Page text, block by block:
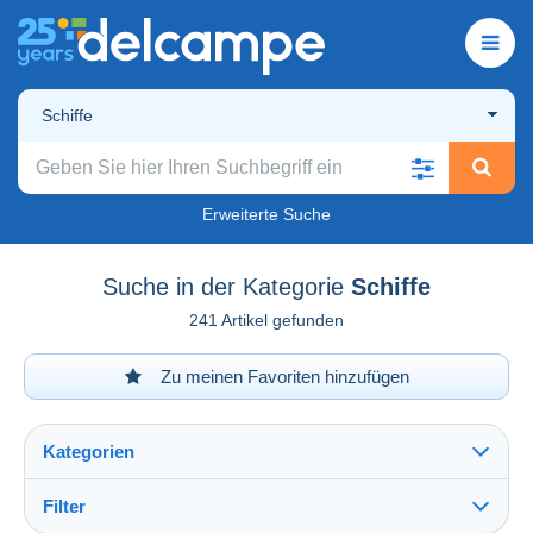
Schiffe
Erweiterte Suche
Suche in der Kategorie Schiffe
241 Artikel gefunden
Zu meinen Favoriten hinzufügen
Kategorien
Filter